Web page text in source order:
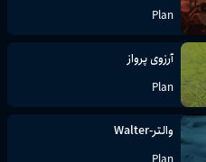
Plan
آرزوی پرواز
Plan
والتر-Walter